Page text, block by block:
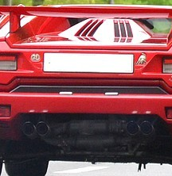
historiques …